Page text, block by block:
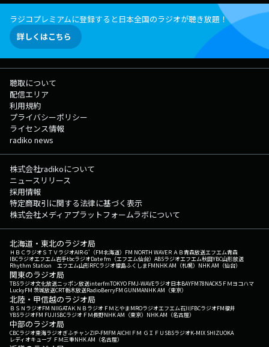
ラジコプレミアムに登録すると日本全国のラジオが聴き放題！
詳しくはこちら
聴取について
配信エリア
利用規約
プライバシーポリシー
ライセンス情報
radiko news
株式会社radikoについて
ニュースリリース
採用情報
特定商取引に関する法律に基づく表示
株式会社メディアプラットフォームラボについて
北海道・東北のラジオ局
ＨＢＣラジオＳＴＶラジオAIR-G'（FM北海道） FM NORTH WAVEＲＡＢ青森放送エフエム青森
IBCラジオエフエム岩手tbcラジオDate fm（エフエム仙台） ABSラジオエフエム秋田YBC山形放送
Rhythm Station エフエム山形RFCラジオ福島ふくしまFMNHK AM（札幌） NHK AM（仙台）
関東のラジオ局
TBSラジオ文化放送ニッポン放送interfmTOKYO FMJ-WAVEラジオ日本BAYFM78NACK5 ＦＭヨコハマ
LuckyFM 茨城放送CRT栃木放送RadioBerryFM GUNMANHK AM（東京）
北陸・甲信越のラジオ局
ＢＳＮラジオFM NIIGATAＫＮＢラジオ ＦＭとやまMROラジオエフエム石川FBCラジオFM福井
YBSラジオFM FUJISBCラジオ ＦＭ長野NHK AM（東京） NHK AM（名古屋）
中部のラジオ局
CBCラジオ東海ラジオぎふチャンZIP-FMFM AICHI ＦＭ ＧＩＦＵ SBSラジオK-MIX SHIZUOKA
レディオキューブ ＦＭ三重NHK AM（名古屋）